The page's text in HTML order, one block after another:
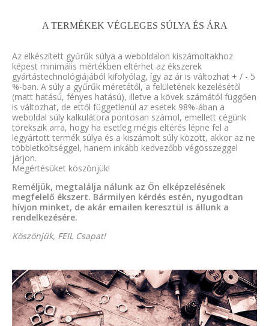
A TERMÉKEK VÉGLEGES SÚLYA ÉS ÁRA
Az elkészített gyűrűk súlya a weboldalon kiszámoltakhoz
képest minimális mértékben eltérhet az ékszerek
gyártástechnológiájából kifolyólag, így az ár is változhat + / - 5
%-ban. A súly a gyűrűk méretétől, a felületének kezelésétől
(matt hatású, fényes hatású), illetve a kövek számától függően
is változhat, de ettől függetlenül az esetek 98%-ában a
weboldal súly kalkulátora pontosan számol, emellett cégünk
törekszik arra, hogy ha esetleg mégis eltérés lépne fel a
legyártott termék súlya és a kiszámolt súly között, akkor az ne
többletköltséggel, hanem inkább kedvezőbb végösszeggel
járjon.
Megértésüket köszönjük!
Reméljük, megtalálja nálunk az Ön elképzelésének
megfelelő ékszert. Bármilyen kérdés estén, nyugodtan
hívjon minket, de akár emailen keresztül is állunk a
rendelkezésére.
Köszönjük, FEIL Csapat!